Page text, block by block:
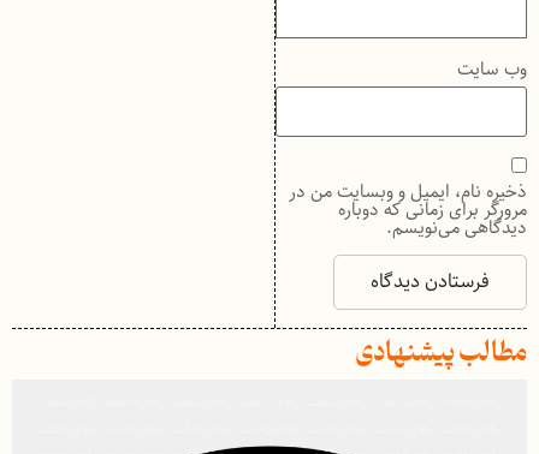
وب‌ سایت
ذخیره نام، ایمیل و وبسایت من در
مرورگر برای زمانی که دوباره
دیدگاهی می‌نویسم.
مطالب پیشنهادی